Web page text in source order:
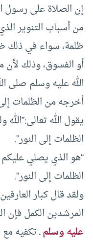
إن الصلاة على رسول
من أسباب التنوير
ظلمة، سواء في ذلك
أو الفسوق، وذلك
الله عليه وسلم صلى
أخرجه من الظلمات
يقول الله
الظلمات إلى النور”.
“هو الذي يصلي
الظلمات إلى النور”.
ولقد قال كبار
المرشدين الكمل فإن
عليه وسلمـ تكفيه